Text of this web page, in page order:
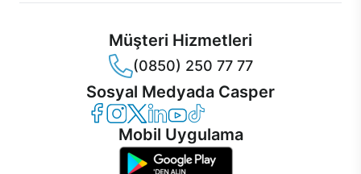
Müşteri Hizmetleri
(0850) 250 77 77
Sosyal Medyada Casper
Casper Facebook
Casper Instagram
Casper Twitter
Casper LinkedIn
Casper YouTube
Casper TikTok
Mobil Uygulama